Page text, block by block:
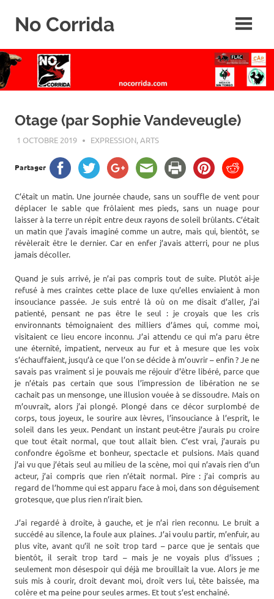
No Corrida
de
la
corrida
Otage (par Sophie Vandeveugle)
1 OCTOBRE 2019 ROGER LAHANA
EXPRESSION, ARTS
Partager
C’était un matin. Une journée chaude, sans un souffle de vent pour
déplacer le sable que frôlaient mes pieds, sans un nuage pour
laisser à la terre un répit entre deux rayons de soleil brûlants. C’était
un matin que j’avais imaginé comme un autre, mais qui, bientôt, se
révèlerait être le dernier. Car en enfer j’avais atterri, pour ne plus
jamais décoller.
Quand je suis arrivé, je n’ai pas compris tout de suite. Plutôt ai-je
refusé à mes craintes cette place de luxe qu’elles enviaient à mon
insouciance passée. Je suis entré là où on me disait d’aller, j’ai
patienté, pensant ne pas être le seul : je croyais que les cris
environnants témoignaient des milliers d’âmes qui, comme moi,
visitaient ce lieu encore inconnu. J’ai attendu ce qui m’a paru être
une éternité, impatient, nerveux au fur et à mesure que les voix
s’échauffaient, jusqu’à ce que l’on se décide à m’ouvrir – enfin ? Je ne
savais pas vraiment si je pouvais me réjouir d’être libéré, parce que
je n’étais pas certain que sous l’impression de libération ne se
cachait pas un mensonge, une illusion vouée à se dissoudre. Mais on
m’ouvrait, alors j’ai plongé. Plongé dans ce décor surplombé de
corps, tous joyeux, le sourire aux lèvres, l’insouciance à l’esprit, le
soleil dans les yeux. Pendant un instant peut-être j’aurais pu croire
que tout était normal, que tout allait bien. C’est vrai, j’aurais pu
confondre égoïsme et bonheur, spectacle et pulsions. Mais quand
j’ai vu que j’étais seul au milieu de la scène, moi qui n’avais rien d’un
acteur, j’ai compris que rien n’était normal. Pire : j’ai compris au
regard de l’homme qui est apparu face à moi, dans son déguisement
grotesque, que plus rien n’irait bien.
J’ai regardé à droite, à gauche, et je n’ai rien reconnu. Le bruit a
succédé au silence, la foule aux plaines. J’ai voulu partir, m’enfuir, au
plus vite, avant qu’il ne soit trop tard – parce que je sentais que
bientôt, il serait trop tard – mais je ne voyais plus d’issues ;
seulement mon désespoir qui déjà me brouillait la vue. Alors je me
suis mis à courir, droit devant moi, droit vers lui, tête baissée, ma
colère et ma peine pour seules armes. Et tout s’est enchaîné.